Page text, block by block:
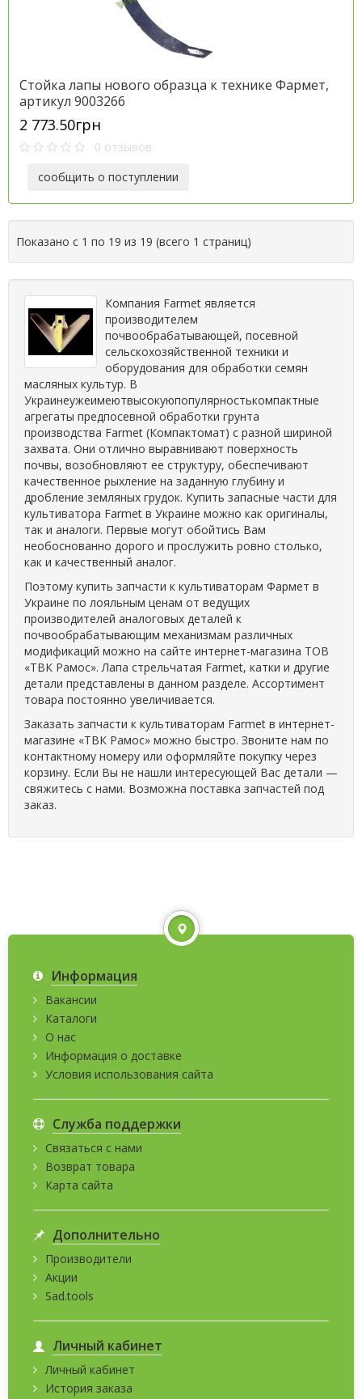
Стойка лапы нового образца к технике Фармет,
артикул 9003266
2 773.50грн
0 отзывов
сообщить о поступлении
Показано с 1 по 19 из 19 (всего 1 страниц)
Компания Farmet является
производителем
почвообрабатывающей, посевной
сельскохозяйственной техники и
оборудования для обработки семян
масляных культур. В
Украинеужеимеютвысокуюпопулярностькомпактные
агрегаты предпосевной обработки грунта
производства Farmet (Компактомат) с разной шириной
захвата. Они отлично выравнивают поверхность
почвы, возобновляют ее структуру, обеспечивают
качественное рыхление на заданную глубину и
дробление земляных грудок. Купить запасные части для
культиватора Farmet в Украине можно как оригиналы,
так и аналоги. Первые могут обойтись Вам
необоснованно дорого и прослужить ровно столько,
как и качественный аналог.
Поэтому купить запчасти к культиваторам Фармет в
Украине по лояльным ценам от ведущих
производителей аналоговых деталей к
почвообрабатывающим механизмам различных
модификаций можно на сайте интернет-магазина ТОВ
«ТВК Рамос». Лапа стрельчатая Farmet, катки и другие
детали представлены в данном разделе. Ассортимент
товара постоянно увеличивается.
Заказать запчасти к культиваторам Farmet в интернет-
магазине «ТВК Рамос» можно быстро. Звоните нам по
контактному номеру или оформляйте покупку через
корзину. Если Вы не нашли интересующей Вас детали —
свяжитесь с нами. Возможна поставка запчастей под
заказ.
Информация
Вакансии
Каталоги
О нас
Информация о доставке
Условия использования сайта
Служба поддержки
Связаться с нами
Возврат товара
Карта сайта
Дополнительно
Производители
Акции
Sad.tools
Личный кабинет
Личный кабинет
История заказа